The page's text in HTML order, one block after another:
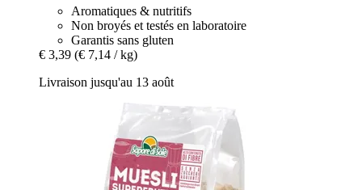
Aromatiques & nutritifs
Non broyés et testés en laboratoire
Garantis sans gluten
€ 3,39 (€ 7,14 / kg)
Livraison jusqu'au 13 août